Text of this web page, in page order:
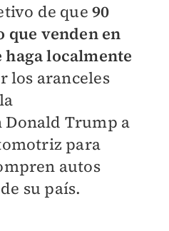
de que90
que venden en
haga localmente
los aranceles
Trump a
para
autos
su país.